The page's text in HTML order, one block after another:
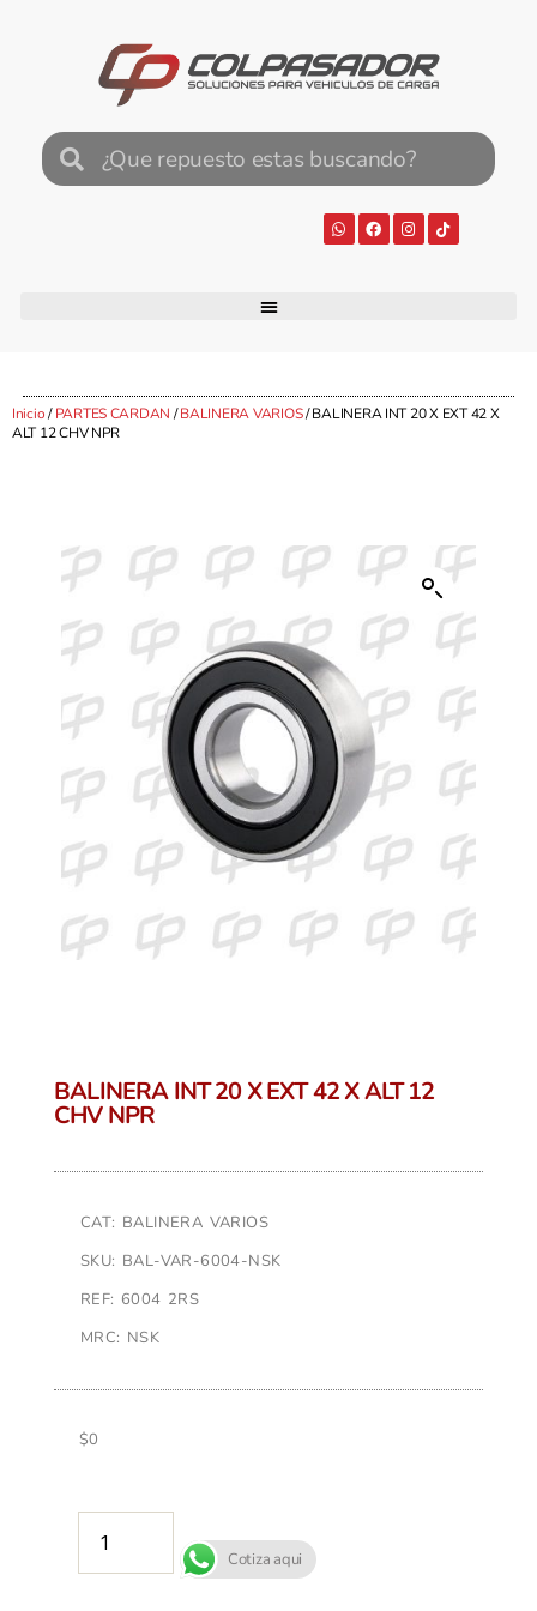
Inicio/PARTES CARDAN /BALINERA VARIOS/ BALINERA INT 20 X EXT 42 X
ALT 12 CHV NPR
BALINERA INT 20 X EXT 42 X ALT 12
CHV NPR
CAT: BALINERA VARIOS
SKU: BAL-VAR-6004-NSK
REF: 6004 2RS
MRC: NSK
$0
Cotiza aqui